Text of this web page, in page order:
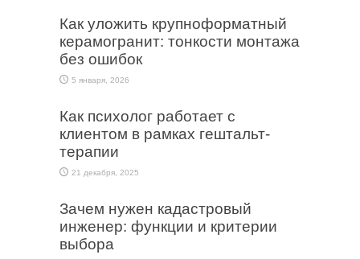
Как уложить крупноформатный
керамогранит: тонкости монтажа
без ошибок
5 января, 2026
Как психолог работает с
клиентом в рамках гештальт-
терапии
21 декабря, 2025
Зачем нужен кадастровый
инженер: функции и критерии
выбора